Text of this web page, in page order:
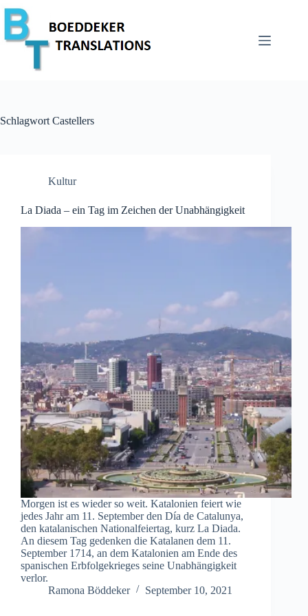
Zum
Inhalt
springen
Schlagwort Castellers
Kultur
La Diada – ein Tag im Zeichen der Unabhängigkeit
Morgen ist es wieder so weit. Katalonien feiert wie
jedes Jahr am 11. September den Día de Catalunya,
den katalanischen Nationalfeiertag, kurz La Diada.
An diesem Tag gedenken die Katalanen dem 11.
September 1714, an dem Katalonien am Ende des
spanischen Erbfolgekrieges seine Unabhängigkeit
verlor.
Ramona Böddeker
September 10, 2021